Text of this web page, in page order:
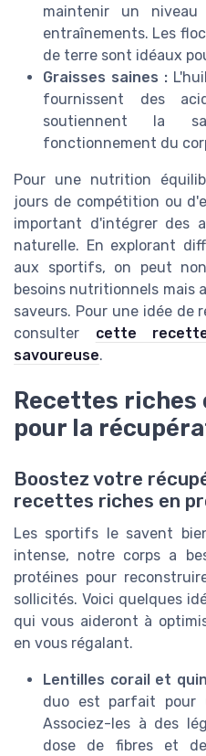
maintenir un
entraînements. Les
de terre sont idéaux
Graisses saines :
fournissent des
soutiennent la
fonctionnement du
Pour une nutrition
jours de compétition ou
important d'intégrer des
naturelle. En explorant
aux sportifs, on peut
besoins nutritionnels mais
saveurs. Pour une idée de
consulter cette
savoureuse.
Recettes riches
pour la
Boostez votre
recettes riches en
Les sportifs le savent
intense, notre corps a
protéines pour
sollicités. Voici quelques
qui vous aideront à
en vous régalant.
Lentilles corail et
duo est parfait pour
Associez-les à des
dose de fibres et